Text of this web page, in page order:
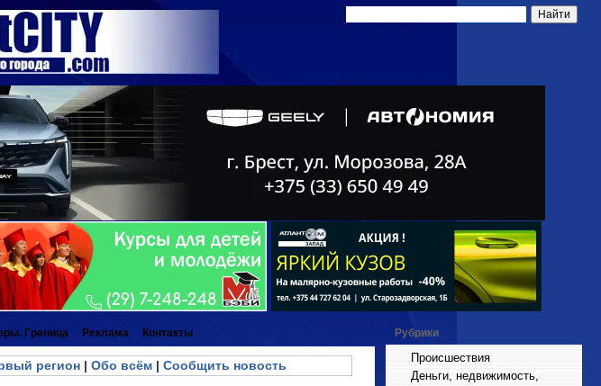
Граница Реклама Контакты
регион| Обо всём| Сообщить новость
Рубрики
Происшествия
Деньги, недвижимость,